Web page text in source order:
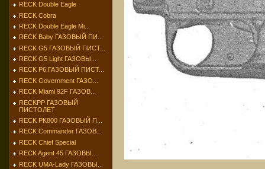
RECK Double Eagle
RECK Cobra
RECK Double Eagle Mi...
RECK Baby ГАЗОВЫЙ ПИ...
RECK G5 ГАЗОВЫЙ ПИСТ...
RECK G5 Light ГАЗОВЫ...
RECK P6 ГАЗОВЫЙ ПИСТ...
RECK Government ГАЗО...
RECK Miami 92F ГАЗОВ...
RECKPP ГАЗОВЫЙ
ПИСТОЛЕТ
RECK PK800 ГАЗОВЫЙ П...
RECK Commander ГАЗОВ...
RECK Chief Special
RECK Agent 45 ГАЗОВЫ...
RECK UMA-Lady ГАЗОВЫ...